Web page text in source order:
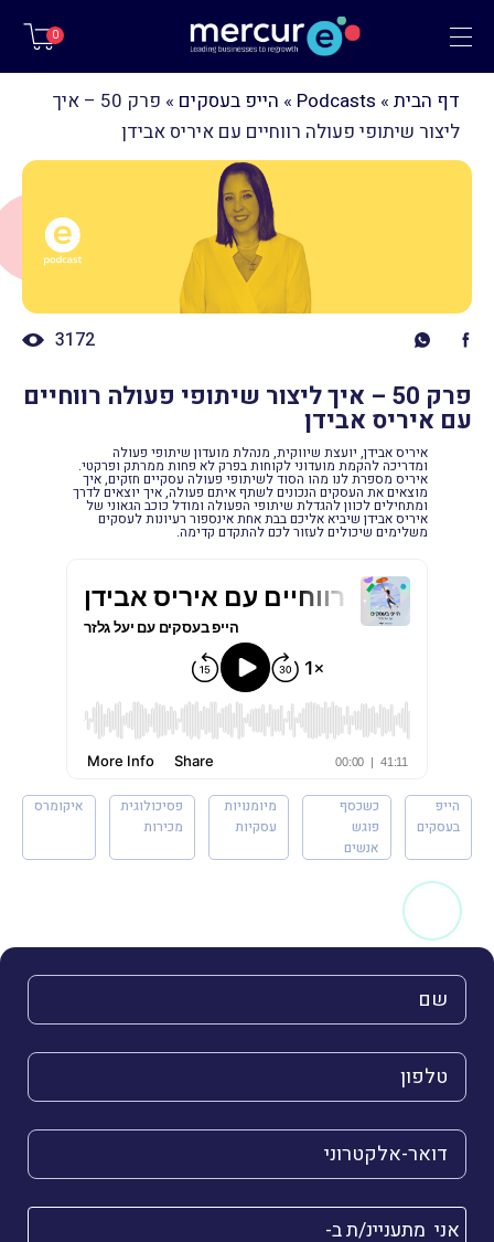
תפריט 0
דף הבית »
Podcasts
» הייפ בעסקים »
פרק 50 – איך
ליצור שיתופי פעולה רווחיים עם איריס אבידן
3172
פרק 50 – איך ליצור שיתופי פעולה רווחיים
עם איריס אבידן
איריס אבידן, יועצת שיווקית, מנהלת מועדון שיתופי פעולה
ומדריכה להקמת מועדוני לקוחות בפרק לא פחות ממרתק ופרקטי.
איריס מספרת לנו מהו הסוד לשיתופי פעולה עסקיים חזקים, איך
מוצאים את העסקים הנכונים לשתף איתם פעולה, איך יוצאים לדרך
ומתחילים לכוון להגדלת שיתופי הפעולה ומודל כוכב הגאוני של
איריס אבידן שיביא אליכם בבת אחת אינספור רעיונות לעסקים
משלימים שיכולים לעזור לכם להתקדם קדימה.
הייפ
בעסקים
כשכסף
פוגש
אנשים
מיומנויות
עסקיות
פסיכולוגית
מכירות
איקומרס
השם שלך (חובה)
הטלפון שלך (חובה)
הדואר האלקטרוני שלך (חובה)
אני מתעניינ/ת ב-